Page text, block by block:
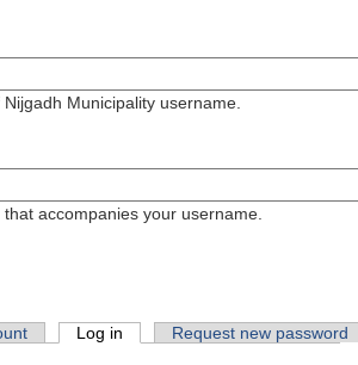
Municipality username.
that accompanies your username.
Log in (active tab)Request new password